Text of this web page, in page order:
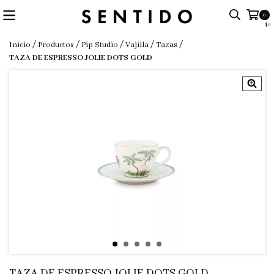
0
$0
Inicio / Productos / Pip Studio /Vajilla/Tazas /
TAZA DE ESPRESSO JOLIE DOTS GOLD